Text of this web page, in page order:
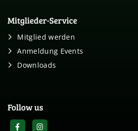
Mitglieder-Service
Mitglied werden
Anmeldung Events
Downloads
Follow us